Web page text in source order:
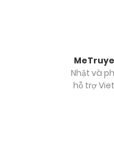
Chương 21
Chương
Nhật và
hỗ trợ